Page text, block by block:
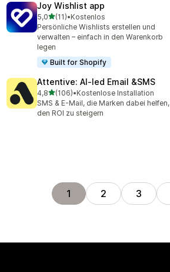
Joy Wishlist app
5,0von 5 Sternen
(11)
11 Rezensionen insgesamt
•Kostenlos
Persönliche Wishlists erstellen und
verwalten – einfach in den Warenkorb
legen
Built for Shopify
Attentive: AI‑led Email &SMS
4,8von 5 Sternen
(106)
106 Rezensionen insgesamt
•Kostenlose Installation
SMS & E-Mail, die Marken dabei helfen,
den ROI zu steigern
1 2 3